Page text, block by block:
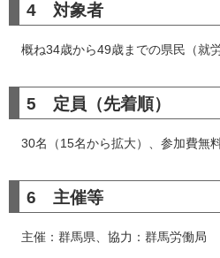
4 対象者
概ね34歳から49歳までの県民（就
5 定員（先着順）
30名（15名から拡大）、参加費無
6 主催等
主催：群馬県、協力：群馬労働局